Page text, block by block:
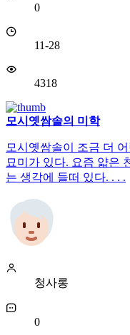
0
11-28
4318
모시옛쌈솔의 미학
모시옛쌈솔이 조금 더
묘미가 있다. 요즘 얇은
는 생각에 들떠 있다. . . .
청사롱
0